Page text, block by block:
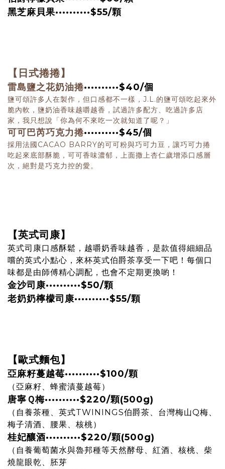
黑芝麻貝果··········$55/顆
【日式捲捲】
雷島鹽之花奶油捲··········$40/個
鹽可頌許多人在製作，但口感都不一樣，J.L.的鹽可頌吃起來外
脆內軟，鹽奶油香味越嚼越香，試過許多配方、吃過許多店
家，我只想說「你為何不來吃一次就知道了呢？」
可可巴芮巧克力捲··········$45/個
採用法國CACAO BARRY的可可粉與巧可力豆，讓巧可力捲
吃起來底部酥脆，可可香味濃郁，上面撒上杏仁歲增添口感層
次，絕對是巧克力控的愛。
【英式司康】
英式司康口感酥鬆，越嚼奶香味越香，是款值得細細品
嚐的英式小點心，來杯英式伯爵茶享受一下吧！每個口
味都是由師傅精心調配，也會不定期更換喲！
金沙司康··········$50/顆
老奶奶檸檬司康··········$55/顆
【歐式麵包】
亞麻籽蔓越莓··········$100/顆
（亞麻籽、蜂蜜漬蔓越莓）
唐寧Ｑ梅··········$220/顆(500g)
（自養茶種、英式TWININGS伯爵茶、台灣梅山Q梅、
梅子清酒、腰果、核桃）
桂妃釀酒··········$220/顆(500g)
（自養葡萄菌水與魯邦種等天然酵母、紅酒、核桃、柴
燒龍眼乾、胚芽